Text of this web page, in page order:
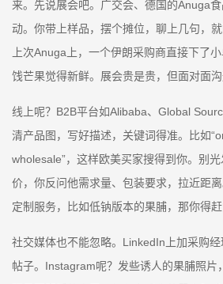
来。先说展会吧。广交会、德国的Anuga
动。你带上样品，摆个摊位，聊上几句，
上次Anuga上，一个伊朗采购商直接下了
饯芒果觉得新鲜。展会贵是贵，但面对面沟
线上呢？B2B平台如Alibaba、Global
清产品图，写好描述，关键词得准。比如
wholesale”，这样欧美买家搜得到你。别
价，你反问他需求量、包装要求，拉近距
定制服务，比如低钠版本的果脯，那你得赶
社交媒体也不能忽略。LinkedIn上加采购
帖子。Instagram呢？发些诱人的果脯照片